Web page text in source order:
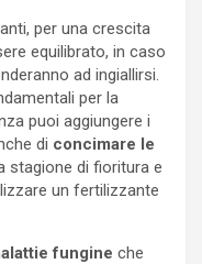
per una crescita
equilibrato, in caso
ad ingiallirsi.
per la
puoi aggiungere i
di concimare le
stagione di fioritura e
un fertilizzante
fungine che